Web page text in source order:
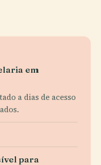
em
a dias de acesso
para